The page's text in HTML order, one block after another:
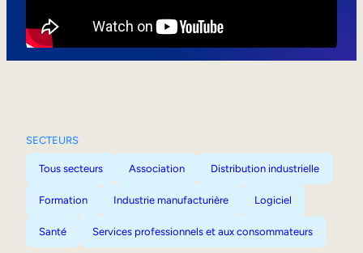
SECTEURS
Tous secteurs Association Distribution industrielle
Formation Industrie manufacturière Logiciel
Santé Services professionnels et aux consommateurs